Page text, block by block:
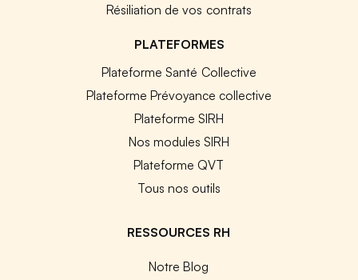
Résiliation de vos contrats
PLATEFORMES
Plateforme Santé Collective
Plateforme Prévoyance collective
Plateforme SIRH
Nos modules SIRH
Plateforme QVT
Tous nos outils
RESSOURCES RH
Notre Blog